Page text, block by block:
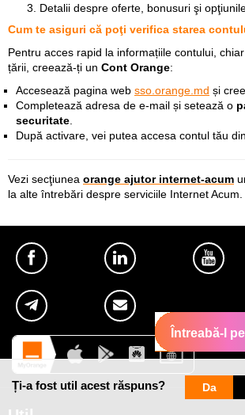
Detalii despre oferte, bonusuri şi
Cum te asiguri că poţi verifica starea
Pentru acces rapid la informațiile contului,
țării, creează-ți un Cont Orange:
Accesează pagina web sso.orange.md și
Completează adresa de e-mail și setează o
securitate
După activare, vei putea accesa contul tău
Vezi secţiunea orange ajutor internet-acum
la alte întrebări despre serviciile Internet Acum.
Ți-a fost util acest răspuns? Da
Întreabă-l pe